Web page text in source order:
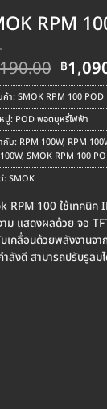
RPM
price
was:
฿
฿
ค้า:SMOK RPM 100 POD
มู่: POD พอตบุหรี่ไฟฟ้า
กับ: RPM 100W, RPM
, SMOK RPM 100
:SMOK
RPM 100 ใช้เทคนิค
ม แสดงผลด้วย จอ
เคลื่อนด้วยพลังงานจ
ลังดี สามารถปรับรูลม